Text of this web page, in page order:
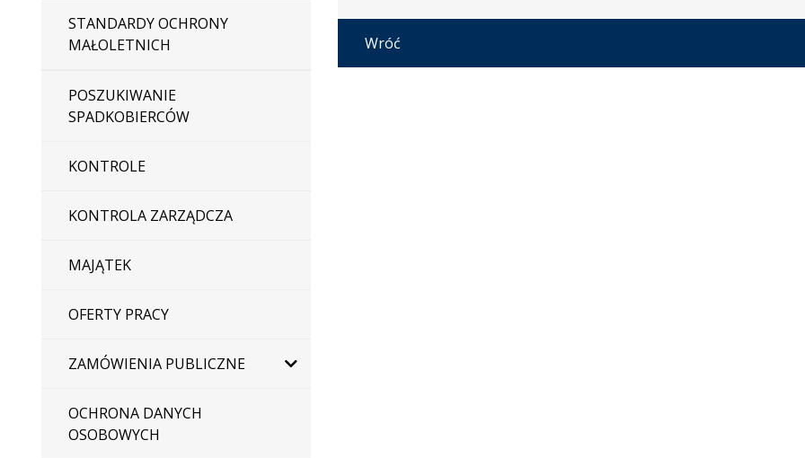
STANDARDY OCHRONY
MAŁOLETNICH
POSZUKIWANIE
SPADKOBIERCÓW
KONTROLE
KONTROLA ZARZĄDCZA
MAJĄTEK
OFERTY PRACY
ZAMÓWIENIA PUBLICZNE
OCHRONA DANYCH
OSOBOWYCH
Wróć